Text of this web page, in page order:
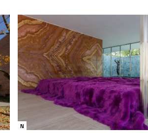
N